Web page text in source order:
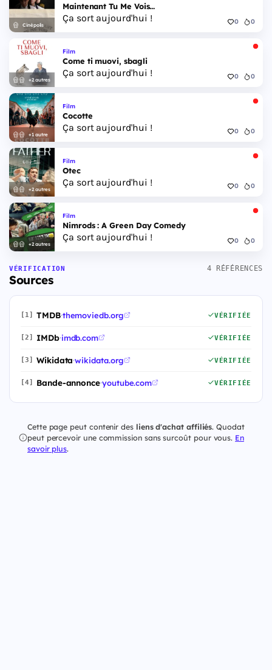
Cinépolis
Maintenant Tu Me Vois...
Ça sort aujourd'hui ! 0 0
+2 autres
Film
Come ti muovi, sbagli
Ça sort aujourd'hui ! 0 0
+1 autre
Film
Cocotte
Ça sort aujourd'hui ! 0 0
+2 autres
Film
Otec
Ça sort aujourd'hui ! 0 0
+2 autres
Film
Nimrods : A Green Day Comedy
Ça sort aujourd'hui ! 0 0
VÉRIFICATION
Sources
4 RÉFÉRENCES
[1] TMDB·themoviedb.org VÉRIFIÉE
[2] IMDb·imdb.com VÉRIFIÉE
[3] Wikidata·wikidata.org VÉRIFIÉE
[4] Bande-annonce·youtube.com VÉRIFIÉE
Cette page peut contenir des liens d'achat affiliés. Quodat
peut percevoir une commission sans surcoût pour vous. En
savoir plus.